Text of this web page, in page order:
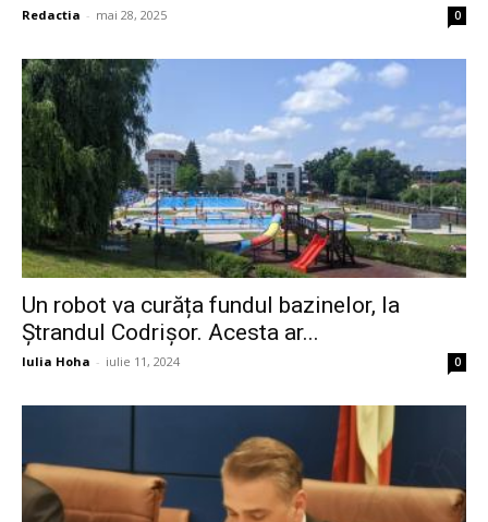
Redactia - mai 28, 2025 0
Un robot va curăța fundul bazinelor, la
Ștrandul Codrișor. Acesta ar...
Iulia Hoha - iulie 11, 2024 0